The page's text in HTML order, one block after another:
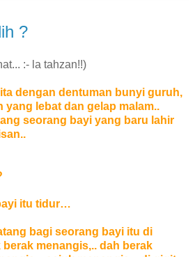
?
:- la tahzan!!)
dengan dentuman bunyi guruh,
yang lebat dan gelap malam..
seorang bayi yang baru lahir
itu tidur…
bagi seorang bayi itu di
menangis,.. dah berak